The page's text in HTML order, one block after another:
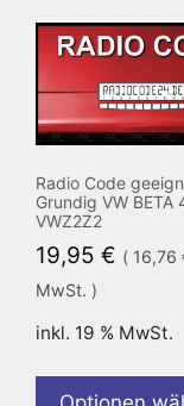
Radio Code
Grundig VW BETA
VWZ2Z2
19,95 € ( 16,76
MwSt. )
inkl. 19 % MwSt.